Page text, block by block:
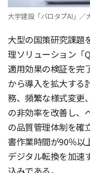
大宇建設「バロタプAI」／
大型の国策研究課題
理ソリューション「
適用効果の検証を完
から導入を拡大する
務、頻繁な様式変更
の非効率を改善し、
の品質管理体制を確
書作業時間が90％以
デジタル転換を加速